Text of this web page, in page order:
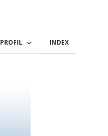
PROFIL INDEX